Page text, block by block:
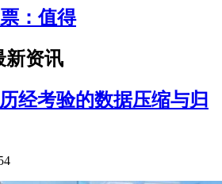
：值得
新资讯
经考验的数据压缩与归